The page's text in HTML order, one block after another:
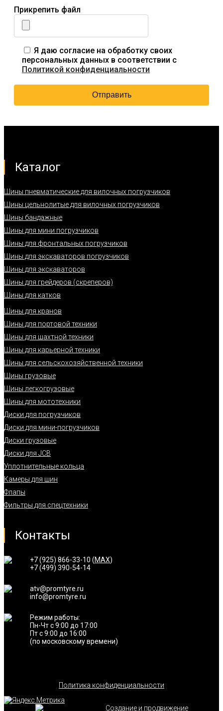
Прикрепить файл
Я даю согласие на обработку своих
персональных данных в соответствии с
Политикой конфиденциальности
Каталог
Шины пневматические для вилочных погрузчиков
Шины цельнолитые для вилочных погрузчиков
Шины бандажные
Шины для мини погрузчиков
Шины для фронтальных погрузчиков
Шины для экскаваторов погрузчиков
Шины для экскаваторов
Шины для грейдеров (скреперов)
Шины для катков
Шины для кранов
Шины для портовой техники
Шины для шахтной техники
Шины для карьерной техники
Шины для сельскохозяйственной техники
Шины грузовые
Шины легкогрузовые
Шины для мототехники
Диски для погрузчиков
Диски для мини-погрузчиков
Диски грузовые
Диски для JCB
Уплотнительные кольца
Камеры для шин
Флапы
Фильтры для спецтехники
Контакты
+7 (925) 866-33-10 (MAX)
+7 (499) 390-54-14
atv@promtyre.ru
info@promtyre.ru
Режим работы:
Пн-Чт с 9:00 до 17:00
Пт с 9:00 до 16:00
(по московскому времени)
Политика конфиденциальности
Создание и продвижение